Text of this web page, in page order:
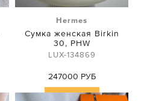
Hermes
Сумка женская Birkin
30, PHW
LUX-134869
247000 РУБ
Купить